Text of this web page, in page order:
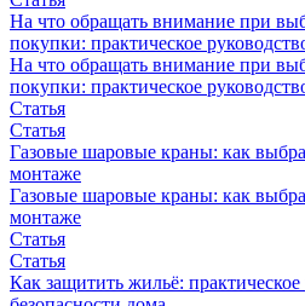
На что обращать внимание при
покупки: практическое
На что обращать внимание при
покупки: практическое
Статья
Статья
Газовые шаровые краны: как
монтаже
Газовые шаровые краны: как
монтаже
Статья
Статья
Как защитить жильё: